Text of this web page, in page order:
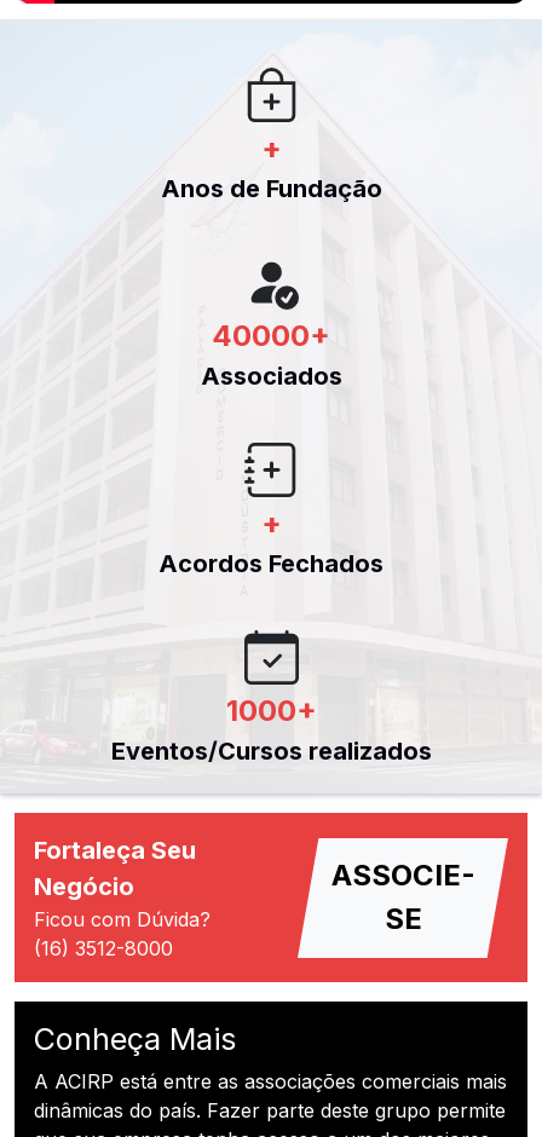
+
Anos de Fundação
40000+
Associados
+
Acordos Fechados
1000+
Eventos/Cursos realizados
Fortaleça Seu
Negócio
Ficou com Dúvida?
(16) 3512-8000
ASSOCIE-
SE
Conheça Mais
A ACIRP está entre as associações comerciais mais
dinâmicas do país. Fazer parte deste grupo permite